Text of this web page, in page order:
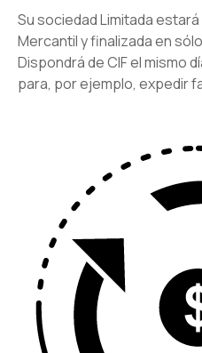
Su sociedad Limitada
Mercantil y finalizada en
Dispondrá de CIF el mismo
para, por ejemplo, expedir